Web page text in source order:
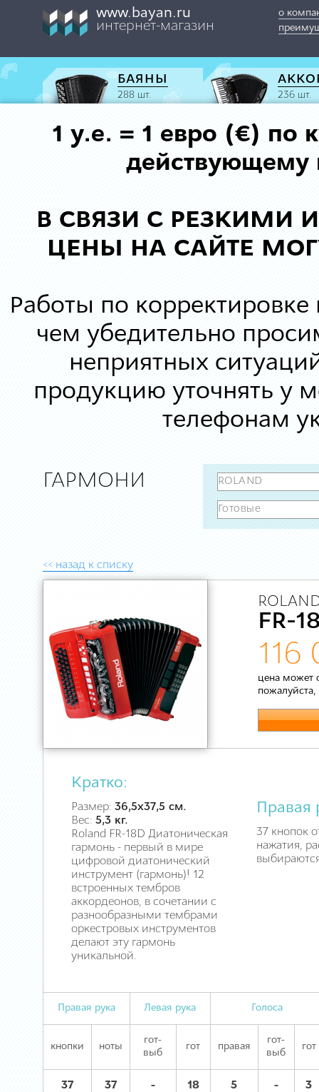
www.bayan.ru
интернет-магазин
о
БАЯНЫ
288 шт. 236 шт.
1 у.е. = 1 евро (€) по
действующему
В СВЯЗИ С РЕЗКИМИ
ЦЕНЫ НА САЙТЕ
Работы по корректировке
чем убедительно
неприятных
продукцию уточнять у
телефонам
ГАРМОНИ
<< назад к списку
FR-
116
цена может
пожалуйста,
Кратко:
Размер: 36,5х37,5 см.
Вес: 5,3 кг.
Roland FR-18D Диатоническая
гармонь - первый в мире
цифровой диатонический
инструмент (гармонь)! 12
встроенных тембров
аккордеонов, в сочетании с
разнообразными тембрами
оркестровых инструментов
делают эту гармонь
уникальной.
Правая
37 кнопок
нажатия,
Правая рука Левая рука Голоса
кнопки ноты
гот-
выб
гот правая
гот-
выб
гот
37 37 - 18 5 - 3